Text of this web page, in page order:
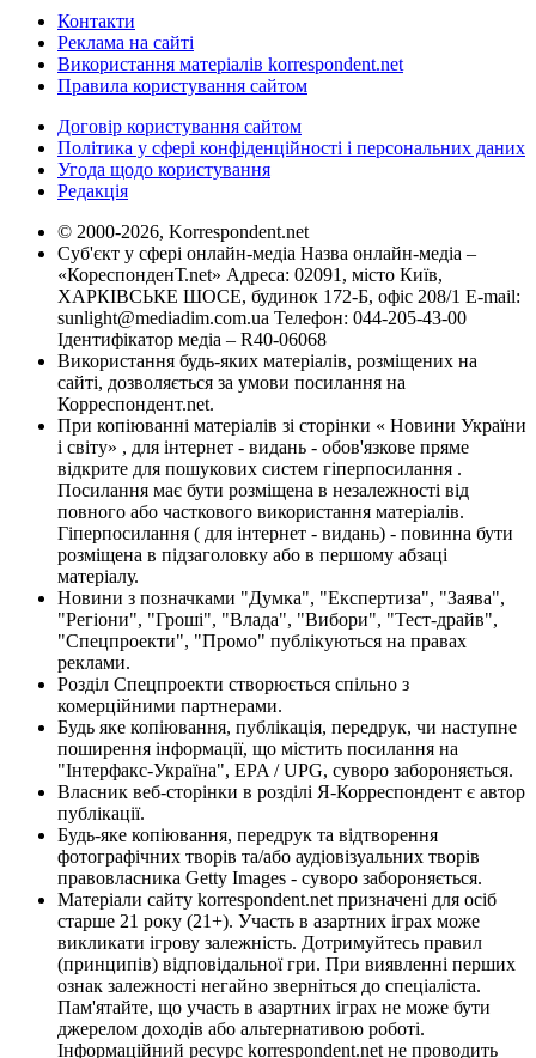
Контакти
Реклама на сайті
Використання матеріалів korrespondent.net
Правила користування сайтом
Договір користування сайтом
Політика у сфері конфіденційності і персональних даних
Угода щодо користування
Редакція
© 2000-2026, Korrespondent.net
Суб'єкт у сфері онлайн-медіа Назва онлайн-медіа –
«КореспонденТ.net» Адреса: 02091, місто Київ,
ХАРКІВСЬКЕ ШОСЕ, будинок 172-Б, офіс 208/1 E-mail:
sunlight@mediadim.com.ua Телефон: 044-205-43-00
Ідентифікатор медіа – R40-06068
Використання будь-яких матеріалів, розміщених на
сайті, дозволяється за умови посилання на
Корреспондент.net.
При копіюванні матеріалів зі сторінки « Новини України
і світу» , для інтернет - видань - обов'язкове пряме
відкрите для пошукових систем гіперпосилання .
Посилання має бути розміщена в незалежності від
повного або часткового використання матеріалів.
Гіперпосилання ( для інтернет - видань) - повинна бути
розміщена в підзаголовку або в першому абзаці
матеріалу.
Новини з позначками "Думка", "Експертиза", "Заява",
"Регіони", "Гроші", "Влада", "Вибори", "Тест-драйв",
"Спецпроекти", "Промо" публікуються на правах
реклами.
Розділ Спецпроекти створюється спільно з
комерційними партнерами.
Будь яке копіювання, публікація, передрук, чи наступне
поширення інформації, що містить посилання на
"Інтерфакс-Україна", EPA / UPG, суворо забороняється.
Власник веб-сторінки в розділі Я-Корреспондент є автор
публікації.
Будь-яке копіювання, передрук та відтворення
фотографічних творів та/або аудіовізуальних творів
правовласника Getty Images - суворо забороняється.
Матеріали сайту korrespondent.net призначені для осіб
старше 21 року (21+). Участь в азартних іграх може
викликати ігрову залежність. Дотримуйтесь правил
(принципів) відповідальної гри. При виявленні перших
ознак залежності негайно зверніться до спеціаліста.
Пам'ятайте, що участь в азартних іграх не може бути
джерелом доходів або альтернативою роботі.
Інформаційний ресурс korrespondent.net не проводить